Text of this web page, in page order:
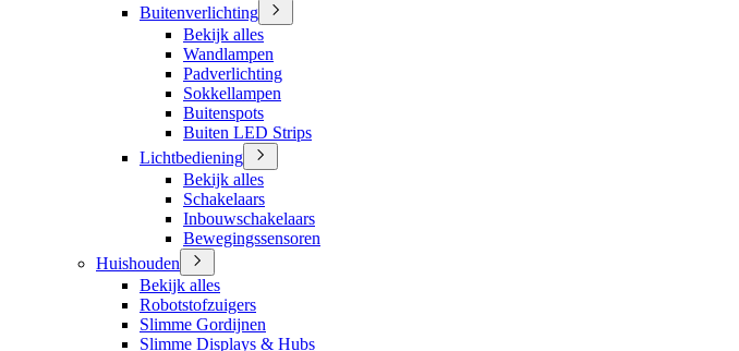
Buitenverlichting
Bekijk alles
Wandlampen
Padverlichting
Sokkellampen
Buitenspots
Buiten LED Strips
Lichtbediening
Bekijk alles
Schakelaars
Inbouwschakelaars
Bewegingssensoren
Huishouden
Bekijk alles
Robotstofzuigers
Slimme Gordijnen
Slimme Displays & Hubs